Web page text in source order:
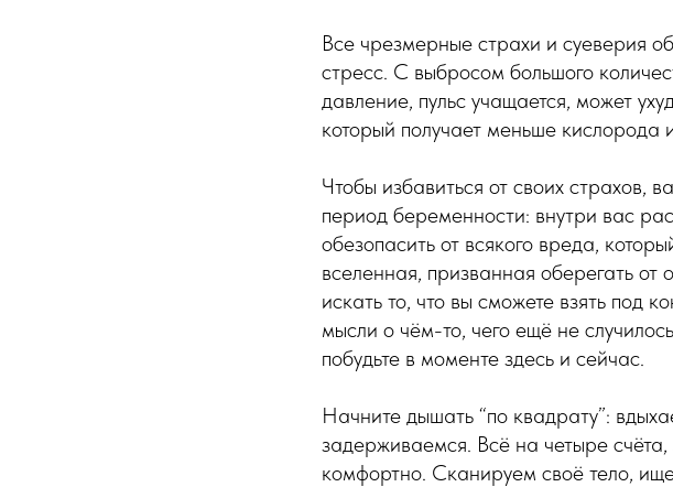
Все чрезмерные страхи и суеверия
стресс. С выбросом большого
давление, пульс учащается, может
который получает меньше кислорода
Чтобы избавиться от своих страхов,
период беременности: внутри вас
обезопасить от всякого вреда,
вселенная, призванная оберегать от
искать то, что вы сможете взять под
мысли о чём-то, чего ещё не
побудьте в моменте здесь и сейчас.
Начните дышать “по квадрату”:
задерживаемся. Всё на четыре
комфортно. Сканируем своё тело,